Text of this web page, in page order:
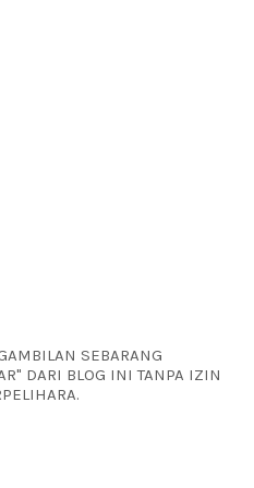
SEBARANG
DARI BLOG INI TANPA IZIN